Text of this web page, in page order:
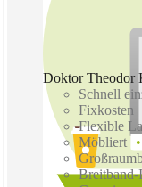
Doktor Theodor
Schnell
Fixkosten
Flexible
Möbliert
Breitband-